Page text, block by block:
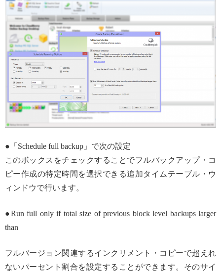
●「Schedule full backup」で次の設定
このボックスをチェックすることでフルバックアップ・コ
ピー作成の特定時間を選択できる追加タイムテーブル・ウ
ィンドウで行います。
●Run full only if total size of previous block level backups larger
than
フルバージョン関連するインクリメント・コピーで超えれ
ないパーセント割合を設定することができます。そのサイ